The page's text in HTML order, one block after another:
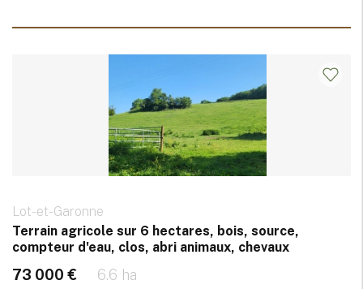
Lot-et-Garonne
Terrain agricole sur 6 hectares, bois, source,
compteur d'eau, clos, abri animaux, chevaux
73 000 € 6.6 ha